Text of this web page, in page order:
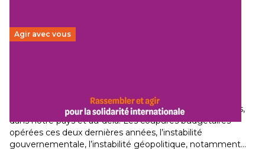
Agir avec vous
Le secteur humanitaire connaît des difficultés profondes,
dans notre pays et au-delà. Les coupures budgétaires
opérées ces deux dernières années, l’instabilité
gouvernementale, l’instabilité géopolitique, notamment…